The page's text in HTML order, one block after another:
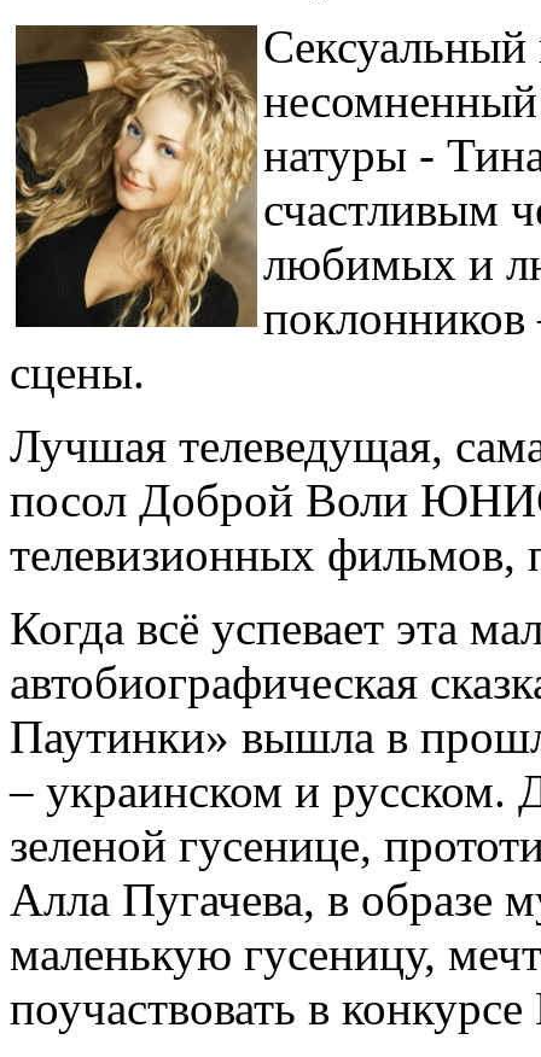
натуры -
счастливым
любимых и
поклонников
сцены.
Лучшая телеведущая,
посол Доброй Воли
телевизионных фильмов,
Когда всё успевает эта
автобиографическая
Паутинки» вышла в
– украинском и русском.
зеленой гусенице,
Алла Пугачева, в образе
маленькую гусеницу,
поучаствовать в